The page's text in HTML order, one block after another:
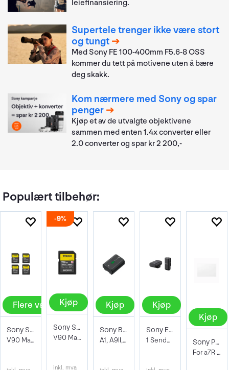
leiefinansiering.
Supertele trenger ikke være stort
og tungt
Med Sony FE 100-400mm F5.6-8 OSS
kommer du tett på motivene uten å bære
deg skakk.
Kom nærmere med Sony og spar
penger
Kjøp et av de utvalgte objektivene
sammen med enten 1.4x converter eller
2.0 converter og spar kr 2 200,-
Populært tilbehør:
Flere valg
Sony SF-G Tough Series SDXC UHS-II
V90 Max Read 300 - Write 299 MB/s
9%
Kjøp
Sony SF-G Tough Series SDXC 256GB UHS-II
V90 Max Read 300 - Write 299 MB/s
inkl. mva
Kjøp
Sony Batteri NP-FZ100
A1, A9II, A9, A7R III, A7 III, A7R IV
Kjøp
Sony ECM-W3S Trådløst Mikrofonsystem
1 Sender - 1 Mottaker
Kjøp
Sony PCK-LG3 LCD Skjermbeskytter
For a7R V and a9 III